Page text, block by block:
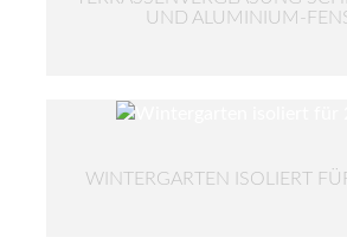
UND ALUMINIUM-
WINTERGARTEN ISOLIERT